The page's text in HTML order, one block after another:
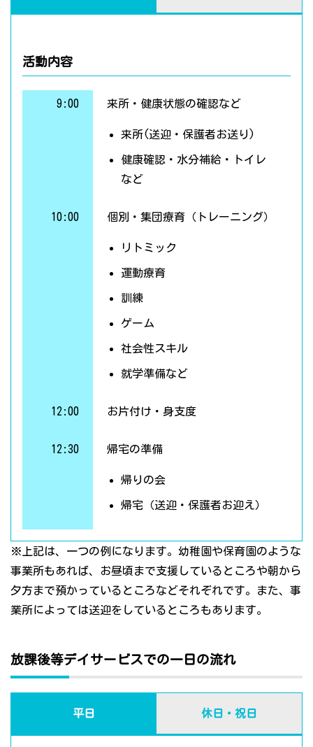
活動内容
9:00 来所・健康状態の確認など
来所(送迎・保護者お送り)
健康確認・水分補給・トイレ
など
10:00 個別・集団療育（トレーニング）
リトミック
運動療育
訓練
ゲーム
社会性スキル
就学準備など
12:00 お片付け・身支度
12:30 帰宅の準備
帰りの会
帰宅（送迎・保護者お迎え）
※上記は、一つの例になります。幼稚園や保育園のような
事業所もあれば、お昼頃まで支援しているところや朝から
夕方まで預かっているところなどそれぞれです。また、事
業所によっては送迎をしているところもあります。
放課後等デイサービスでの一日の流れ
平日 休日・祝日